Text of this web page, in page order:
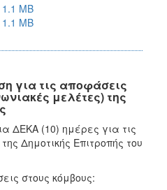
MB
MB
για τις αποφάσεις
μελέτες) της
ΔΕΚΑ (10) ημέρες για τις
Δημοτικής Επιτροπής του
στους κόμβους: